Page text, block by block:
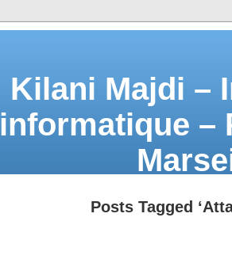
Kilani Majdi –
informatique –
Posts Tagged